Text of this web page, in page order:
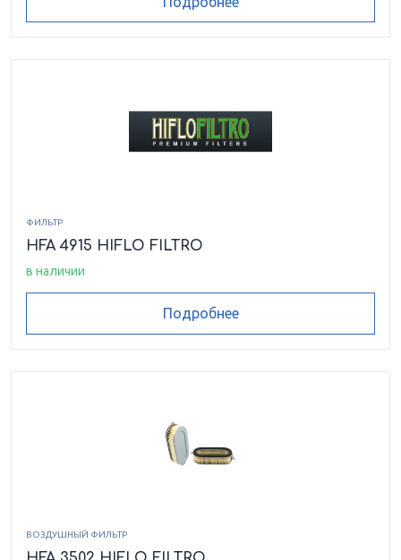
ФИЛЬТР
HFA 4915 HIFLO FILTRO
в наличии
Подробнее
ВОЗДУШНЫЙ ФИЛЬТР